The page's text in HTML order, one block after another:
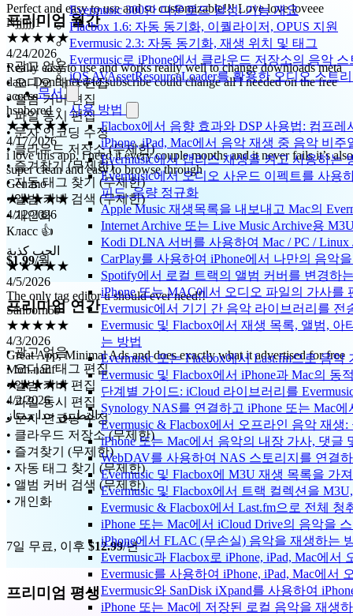
Evermusic 300만 다운로드 달성: 기능 개요
Flacbox 1.6: 자동 동기화, 이퀄라이저, OPUS 지원
Evermusic 2.3: 자동 동기화, 재생 위치 및 태그
Evermusic로 iPhone에서 클라우드 저장소의 음악
iOS AVAssetResourceLoader를 활용한 오디오 스트
문서
사용 방법
Flacbox에서 음향 효과와 DSP 사용법: 컴프
iPhone, iPad, Mac에서 음악 재생 중 음악 비
Evermusic에서 갭리스 재생을 켜고 사용하는
Evermusic에서 오디오 사운드 이펙트를 사
피드, 음량 정규화
Apple Music 재생목록을 내보내고 Mac의
Internet Archive 또는 Live Music Archive용
Kodi DLNA 서버를 사용하여 Mac / PC /
CarPlay를 사용하여 iPhone에서 나만의 음악
Spotify에서 로컬 트랙의 앨범 커버를 변경하
iPhone 또는 MAC에서 오디오 파일의 가사를
Evermusic에서 기기 간 음악 라이브러리를
Evermusic 및 Flacbox에서 재생 목록, 앨범,
는 방법
Evermusic 또는 Flacbox에서 Last.fm으로 음
Evermusic 및 Flacbox에서 iPhone과 Mac의
단계별 가이드: iCloud 라이브러리를
Synology NAS를 연결하고 iPhone 또는 Mac
Evermusic & Flacbox에서 오프라인 음악 재
iPhone 또는 Mac에서 음악의 내장 가사, 댓글
WebDAV를 사용하여 NAS 스토리지를 연결
Evermusic 및 Flacbox에 M3U 재생 목록을 가
Evermusic 및 Flacbox에서 트랙 컬렉션을
Evermusic & Flacbox에서 Last.fm으로 전체 청
iPhone 또는 Mac에서 iCloud Drive의 음악을
iPhone에서 FLAC (무손실) 음악을 재생하는
Evermusic과 Flacbox로 iPhone, iPad, Mac에
Evermusic를 사용하여 iPhone, iPad, Mac에서
Evermusic와 SanDisk iXpand를 사용하여
iPhone 또는 Mac에 저장된 로컬 음악을 재생
★★★★★
4/24/2026
Really easy to use and works really well to change downloads meta
data. Don’t need to subscribe could change all I needed on the free
access
hsnbored
★★★★★
4/17/2026
i love this app, i need it every couple months and it never fails it’s also
super clean and easy to browse through
Gen.mo
★★★★★
4/12/2026
Класс 👍
الحب كذبة
★★★★★
4/5/2026
The only tag editor u should ever need!!
Sanborn59
★★★★★
4/3/2026
Great App, Minimal Ads and does exactly what it advertised for free
Moh.naiif
★★★★★
4/2/2026
التطبيق جدا ممتاز
프리미엄 월간
• 광고 없음
• 오디오 태그 편집
• 앨범 커버 편집
• 파일 동시 편집
• 문자 인코딩 수정
• 클라우드 저장소 (무제한)
• 즐겨찾기 (무제한)
• 자동 태그 찾기 (무제한)
• 앨범 커버 검색 (무제한)
• 개인화
$1.99/월
프리미엄 연간
• 광고 없음
• 오디오 태그 편집
• 앨범 커버 편집
• 파일 동시 편집
• 문자 인코딩 수정
• 클라우드 저장소 (무제한)
• 즐겨찾기 (무제한)
• 자동 태그 찾기 (무제한)
• 앨범 커버 검색 (무제한)
• 개인화
7일 무료, 이후 $12.99/년
프리미엄 평생